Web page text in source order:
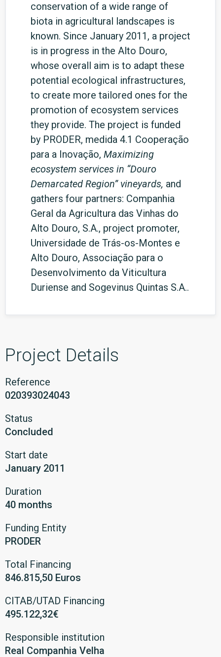
conservation of a wide range of
biota in agricultural landscapes is
known. Since January 2011, a project
is in progress in the Alto Douro,
whose overall aim is to adapt these
potential ecological infrastructures,
to create more tailored ones for the
promotion of ecosystem services
they provide. The project is funded
by PRODER, medida 4.1 Cooperação
para a Inovação, Maximizing
ecosystem services in “Douro
Demarcated Region” vineyards, and
gathers four partners: Companhia
Geral da Agricultura das Vinhas do
Alto Douro, S.A., project promoter,
Universidade de Trás-os-Montes e
Alto Douro, Associação para o
Desenvolvimento da Viticultura
Duriense and Sogevinus Quintas S.A..
Project Details
Reference
020393024043
Status
Concluded
Start date
January 2011
Duration
40 months
Funding Entity
PRODER
Total Financing
846.815,50 Euros
CITAB/UTAD Financing
495.122,32€
Responsible institution
Real Companhia Velha